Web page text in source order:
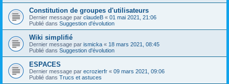
Constitution de groupes d'utilisateurs
Dernier message par claudeB « 01 mai 2021, 21:06
Publié dans Suggestion d'évolution
Wiki simplifié
Dernier message par ismicka « 18 mars 2021, 08:45
Publié dans Suggestion d'évolution
ESPACES
Dernier message par ecrozierfr « 09 mars 2021, 09:06
Publié dans Trucs et astuces